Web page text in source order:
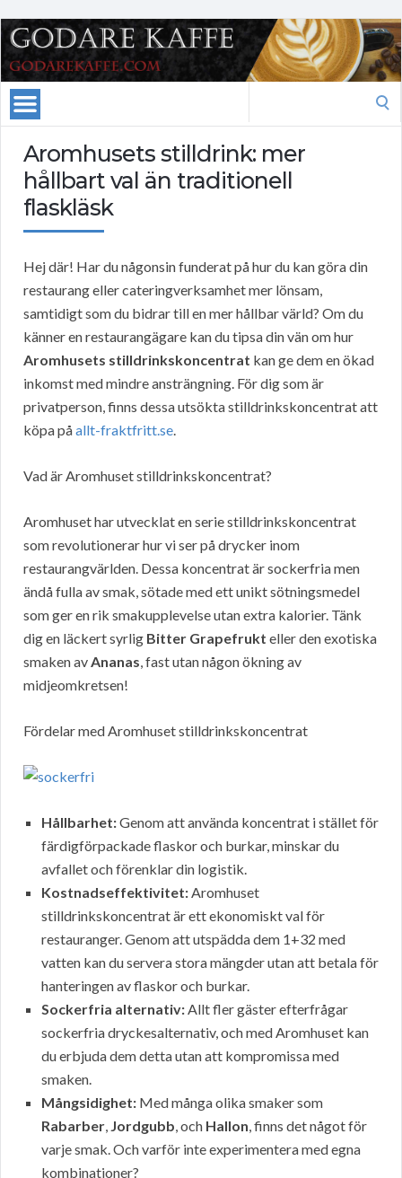
Aromhusets stilldrink: mer
hållbart val än traditionell
flaskläsk
Hej där! Har du någonsin funderat på hur du kan göra din
restaurang eller cateringverksamhet mer lönsam,
samtidigt som du bidrar till en mer hållbar värld? Om du
känner en restaurangägare kan du tipsa din vän om hur
Aromhusets stilldrinkskoncentrat kan ge dem en ökad
inkomst med mindre ansträngning. För dig som är
privatperson, finns dessa utsökta stilldrinkskoncentrat att
köpa påallt-fraktfritt.se.
Vad är Aromhuset stilldrinkskoncentrat?
Aromhuset har utvecklat en serie stilldrinkskoncentrat
som revolutionerar hur vi ser på drycker inom
restaurangvärlden. Dessa koncentrat är sockerfria men
ändå fulla av smak, sötade med ett unikt sötningsmedel
som ger en rik smakupplevelse utan extra kalorier. Tänk
dig en läckert syrlig Bitter Grapefrukt eller den exotiska
smaken avAnanas, fast utan någon ökning av
midjeomkretsen!
Fördelar med Aromhuset stilldrinkskoncentrat
Hållbarhet:Genom att använda koncentrat i stället för
färdigförpackade flaskor och burkar, minskar du
avfallet och förenklar din logistik.
Kostnadseffektivitet:Aromhuset
stilldrinkskoncentrat är ett ekonomiskt val för
restauranger. Genom att utspädda dem 1+32 med
vatten kan du servera stora mängder utan att betala för
hanteringen av flaskor och burkar.
Sockerfria alternativ:Allt fler gäster efterfrågar
sockerfria dryckesalternativ, och med Aromhuset kan
du erbjuda dem detta utan att kompromissa med
smaken.
Mångsidighet: Med många olika smaker som
Rabarber, Jordgubb, och Hallon, finns det något för
varje smak. Och varför inte experimentera med egna
kombinationer?